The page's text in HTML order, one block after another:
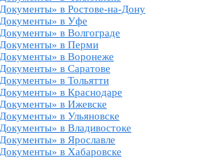
в Ростове-на-Дону
в Уфе
в Волгограде
в Перми
в Воронеже
в Саратове
в Тольятти
в Краснодаре
в Ижевске
в Ульяновске
в Владивостоке
в Ярославле
в Хабаровске